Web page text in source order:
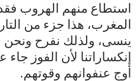
استطاع منهم الهروب
المغرب، هذا جزء من
ينسى، ولذلك نفرح
إنكساراتنا لأن الفوز
أوج عنفوانهم وقوتهم.